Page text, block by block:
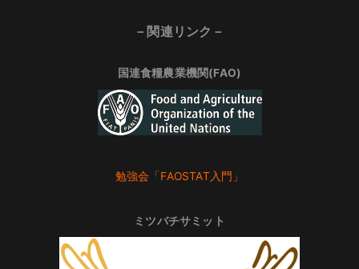
－関連リンク－
国連食糧農業機関(FAO)
勉強会「FAOSTAT入門」
ミツバチサミット